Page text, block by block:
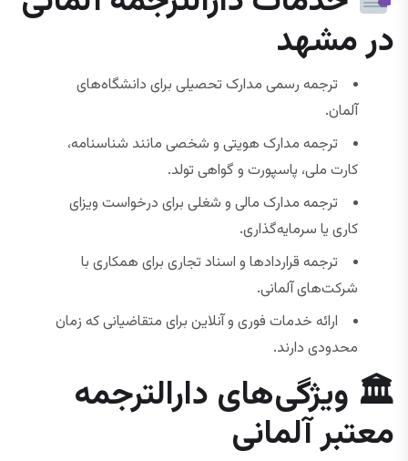
در مشهد
ترجمه رسمی مدارک تحصیلی برای دانشگاه‌های
آلمان.
ترجمه مدارک هویتی و شخصی مانند شناسنامه،
کارت ملی، پاسپورت و گواهی تولد.
ترجمه مدارک مالی و شغلی برای درخواست ویزای
کاری یا سرمایه‌گذاری.
ترجمه قراردادها و اسناد تجاری برای همکاری با
شرکت‌های آلمانی.
ارائه خدمات فوری و آنلاین برای متقاضیانی که زمان
محدودی دارند.
🏛 ویژگی‌های دارالترجمه
معتبر آلمانی